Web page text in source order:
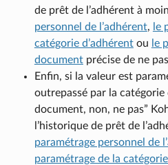
de prêt de l’adhérent à
personnel de l’adhérent, le
catégorie d’adhérentou le
documentprécise de ne
Enfin, si la valeur est
outrepassé par la catégorie
document, non, ne pas”
l’historique de prêt de
paramétrage personnel de
paramétrage de la